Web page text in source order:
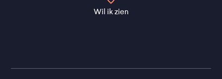
Wil ik zien